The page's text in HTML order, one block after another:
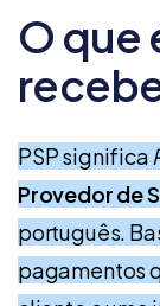
O que
PSP significa
Provedor de
português.
pagamentos